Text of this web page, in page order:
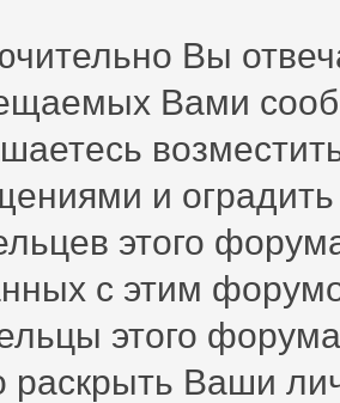
Вы
Вами
и оградить
этого
с этим
этого
раскрыть Ваши